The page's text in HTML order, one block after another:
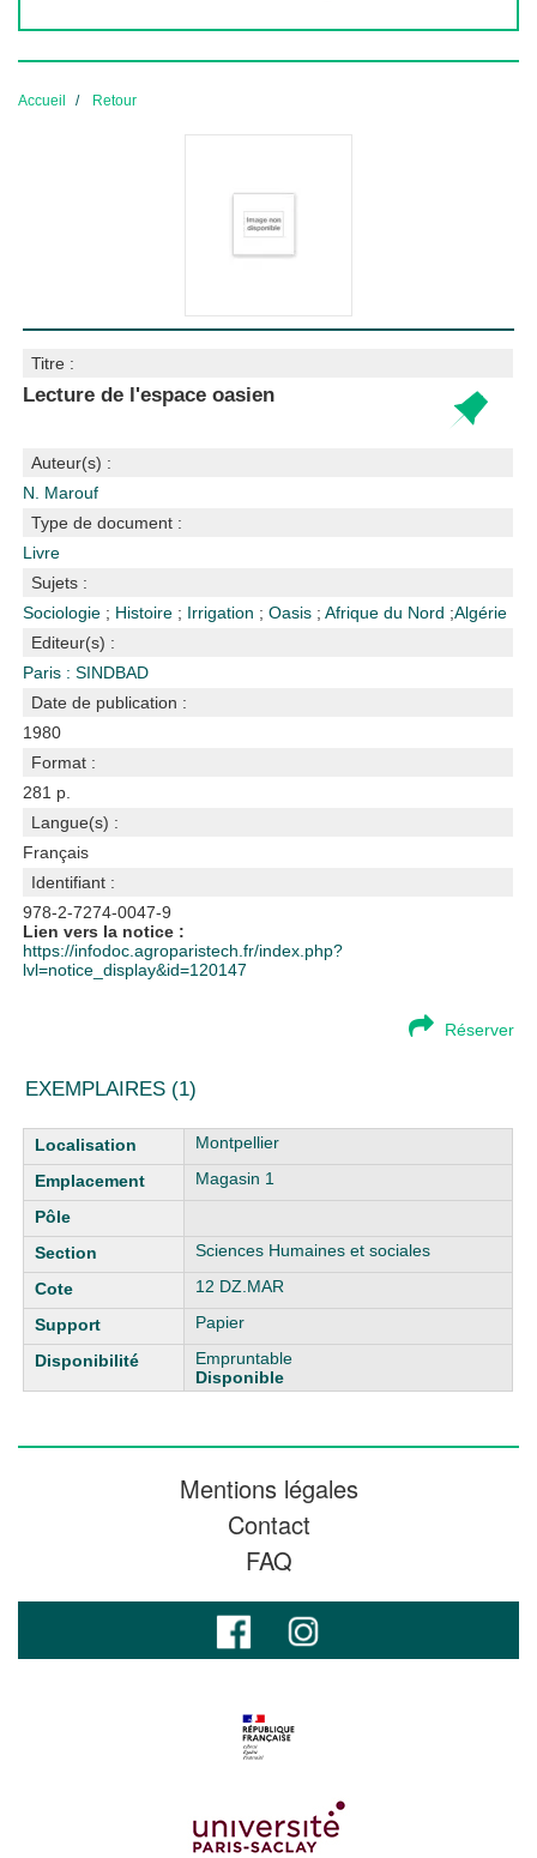
Accueil Retour
Titre :
Lecture de l'espace oasien
Auteur(s) :
N. Marouf
Type de document :
Livre
Sujets :
Sociologie ; Histoire ; Irrigation ;Oasis ;Afrique du Nord ;Algérie
Editeur(s) :
Paris : SINDBAD
Date de publication :
1980
Format :
281 p.
Langue(s) :
Français
Identifiant :
978-2-7274-0047-9
Lien vers la notice :
https://infodoc.agroparistech.fr/index.php?
lvl=notice_display&id=120147
Réserver
EXEMPLAIRES (1)
Liste des exemplaires
Montpellier
Magasin 1
Sciences Humaines et sociales
12 DZ.MAR
Papier
Empruntable
Disponible
Mentions légales
Contact
FAQ